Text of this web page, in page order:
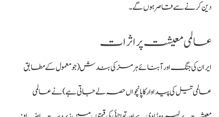
دین کرنے سے قاصر ہوں گے۔
عالمی معیشت پر اثرات
ایران کی جنگ اور آبنائے ہرمز کی بندش (جو معمول کے مطابق
عالمی تیل کی پیداوار کا پانچواں حصہ لے جاتی ہے) نے عالمی